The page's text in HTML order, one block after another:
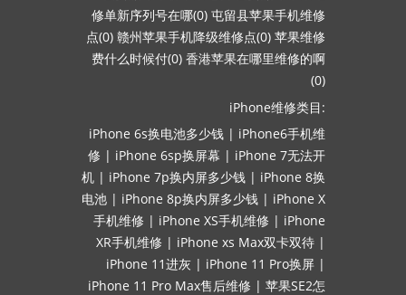
修单新序列号在哪(0) 屯留县苹果手机维修
点(0) 赣州苹果手机降级维修点(0) 苹果维修
费什么时候付(0) 香港苹果在哪里维修的啊
(0)
iPhone维修类目:
iPhone 6s换电池多少钱 | iPhone6手机维
修 | iPhone 6sp换屏幕 | iPhone 7无法开
机 | iPhone 7p换内屏多少钱 | iPhone 8换
电池 | iPhone 8p换内屏多少钱 | iPhone X
手机维修 | iPhone XS手机维修 | iPhone
XR手机维修 | iPhone xs Max双卡双待 |
iPhone 11进灰 | iPhone 11 Pro换屏 |
iPhone 11 Pro Max售后维修 | 苹果SE2怎